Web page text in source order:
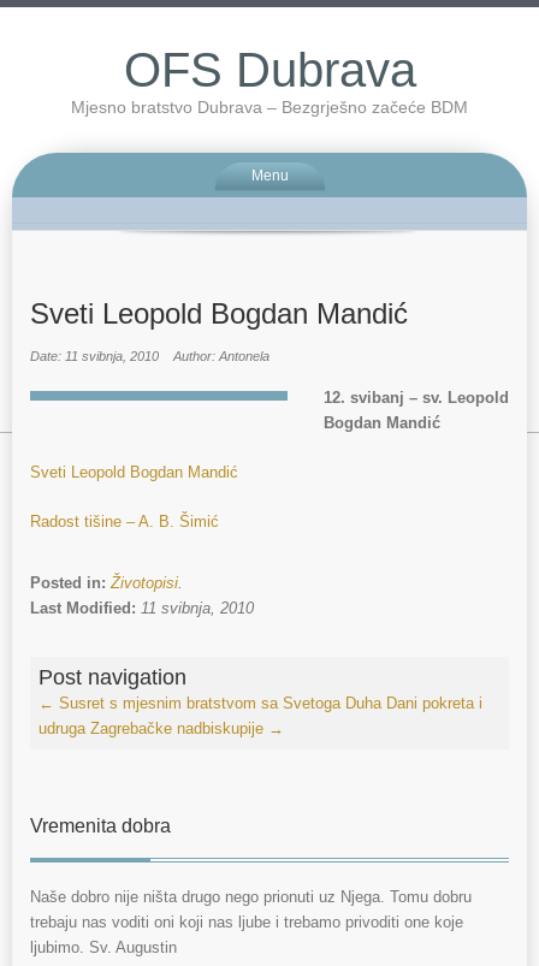
OFS Dubrava
Mjesno bratstvo Dubrava – Bezgrješno začeće BDM
Menu
Sveti Leopold Bogdan Mandić
Date: 11 svibnja, 2010 Author: Antonela
12. svibanj – sv. Leopold
Bogdan Mandić
Sveti Leopold Bogdan Mandić
Radost tišine – A. B. Šimić
Posted in:Životopisi.
Last Modified: 11 svibnja, 2010
Post navigation
← Susret s mjesnim bratstvom sa Svetoga Duha Dani pokreta i
udruga Zagrebačke nadbiskupije →
Vremenita dobra
Naše dobro nije ništa drugo nego prionuti uz Njega. Tomu dobru
trebaju nas voditi oni koji nas ljube i trebamo privoditi one koje
ljubimo. Sv. Augustin